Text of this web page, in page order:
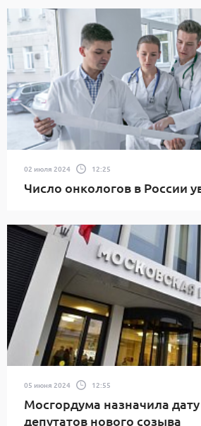
02 июля 2024 12:25
Число онкологов в России
05 июня 2024 12:55
Мосгордума назначила
депутатов нового созыва